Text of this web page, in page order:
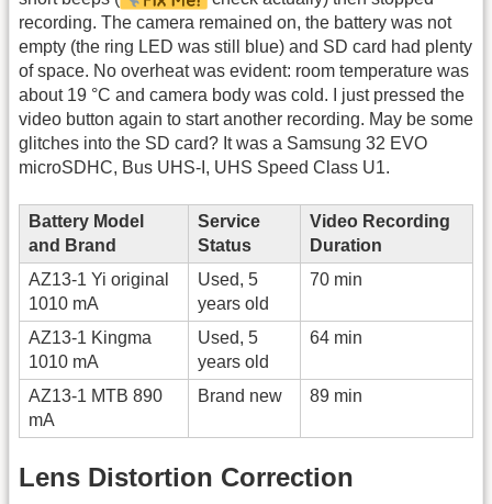
recording. The camera remained on, the battery was not
empty (the ring LED was still blue) and SD card had plenty
of space. No overheat was evident: room temperature was
about 19 °C and camera body was cold. I just pressed the
video button again to start another recording. May be some
glitches into the SD card? It was a Samsung 32 EVO
microSDHC, Bus UHS-I, UHS Speed Class U1.
Battery Model
and Brand
Service
Status
Video Recording
Duration
AZ13-1 Yi original
1010 mA
Used, 5
years old
70 min
AZ13-1 Kingma
1010 mA
Used, 5
years old
64 min
AZ13-1 MTB 890
mA
Brand new 89 min
Lens Distortion Correction